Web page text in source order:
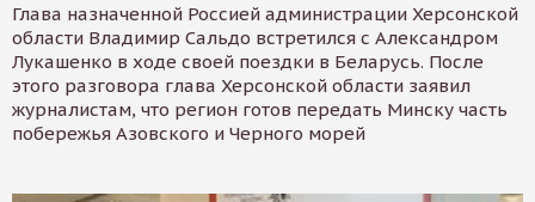
Глава назначенной Россией администрации Херсонской
области Владимир Сальдо встретился с Александром
Лукашенко в ходе своей поездки в Беларусь. После
этого разговора глава Херсонской области заявил
журналистам, что регион готов передать Минску часть
побережья Азовского и Черного морей